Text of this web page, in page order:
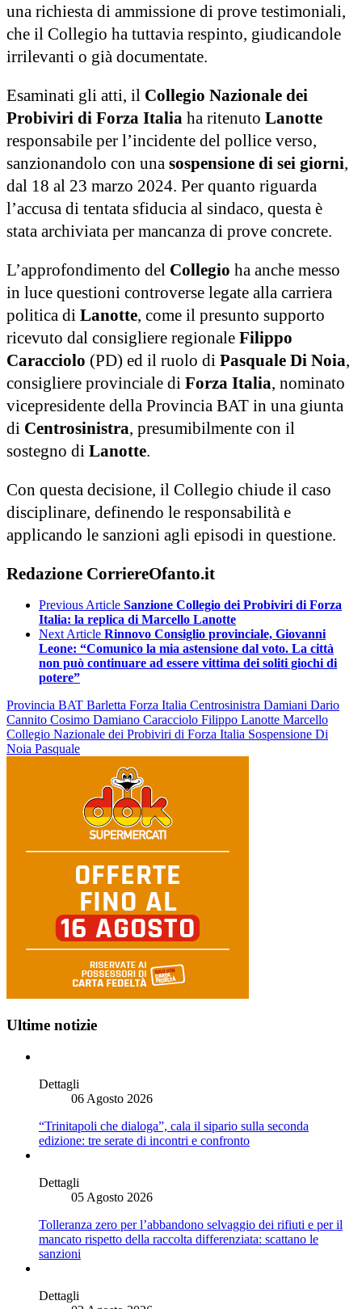
una richiesta di ammissione di prove testimoniali,
che il Collegio ha tuttavia respinto, giudicandole
irrilevanti o già documentate.
Esaminati gli atti, il Collegio Nazionale dei
Probiviri di Forza Italia ha ritenuto Lanotte
responsabile per l’incidente del pollice verso,
sanzionandolo con una sospensione di sei giorni,
dal 18 al 23 marzo 2024. Per quanto riguarda
l’accusa di tentata sfiducia al sindaco, questa è
stata archiviata per mancanza di prove concrete.
L’approfondimento del Collegio ha anche messo
in luce questioni controverse legate alla carriera
politica di Lanotte, come il presunto supporto
ricevuto dal consigliere regionale Filippo
Caracciolo (PD) ed il ruolo di Pasquale Di Noia,
consigliere provinciale di Forza Italia, nominato
vicepresidente della Provincia BAT in una giunta
di Centrosinistra, presumibilmente con il
sostegno di Lanotte.
Con questa decisione, il Collegio chiude il caso
disciplinare, definendo le responsabilità e
applicando le sanzioni agli episodi in questione.
Redazione CorriereOfanto.it
Previous Article Sanzione Collegio dei Probiviri di Forza
Italia: la replica di Marcello Lanotte
Next Article Rinnovo Consiglio provinciale, Giovanni
Leone: “Comunico la mia astensione dal voto. La città
non può continuare ad essere vittima dei soliti giochi di
potere”
Provincia BAT Barletta Forza Italia Centrosinistra Damiani Dario
Cannito Cosimo Damiano Caracciolo Filippo Lanotte Marcello
Collegio Nazionale dei Probiviri di Forza Italia Sospensione Di
Noia Pasquale
Ultime notizie
Dettagli
06 Agosto 2026
“Trinitapoli che dialoga”, cala il sipario sulla seconda
edizione: tre serate di incontri e confronto
Dettagli
05 Agosto 2026
Tolleranza zero per l’abbandono selvaggio dei rifiuti e per il
mancato rispetto della raccolta differenziata: scattano le
sanzioni
Dettagli